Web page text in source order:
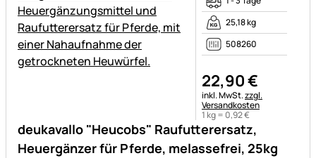
deukavallo "Heucobs" Raufutterersatz,
Heuergänzer für Pferde, melassefrei, 25kg
25,18 kg
508260
22,90€
Steuerhinweis:
inkl. MwSt.zzgl.
Versandkosten
1 kg = 0,92€